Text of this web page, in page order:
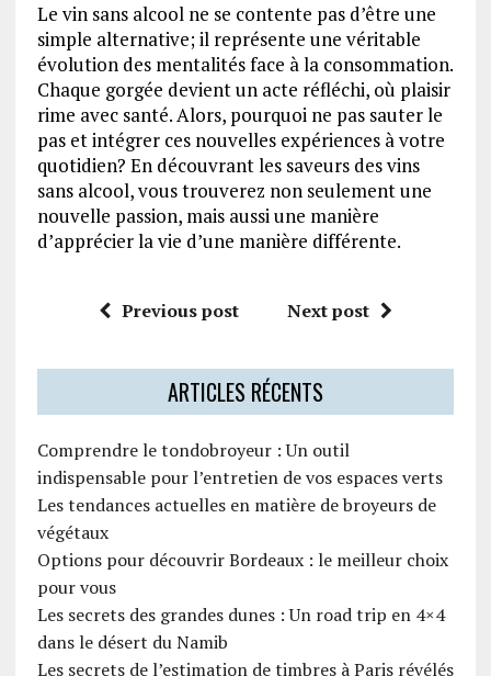
Le vin sans alcool ne se contente pas d’être une
simple alternative; il représente une véritable
évolution des mentalités face à la consommation.
Chaque gorgée devient un acte réfléchi, où plaisir
rime avec santé. Alors, pourquoi ne pas sauter le
pas et intégrer ces nouvelles expériences à votre
quotidien? En découvrant les saveurs des vins
sans alcool, vous trouverez non seulement une
nouvelle passion, mais aussi une manière
d’apprécier la vie d’une manière différente.
Previous post Next post
ARTICLES RÉCENTS
Comprendre le tondobroyeur : Un outil
indispensable pour l’entretien de vos espaces verts
Les tendances actuelles en matière de broyeurs de
végétaux
Options pour découvrir Bordeaux : le meilleur choix
pour vous
Les secrets des grandes dunes : Un road trip en 4×4
dans le désert du Namib
Les secrets de l’estimation de timbres à Paris révélés